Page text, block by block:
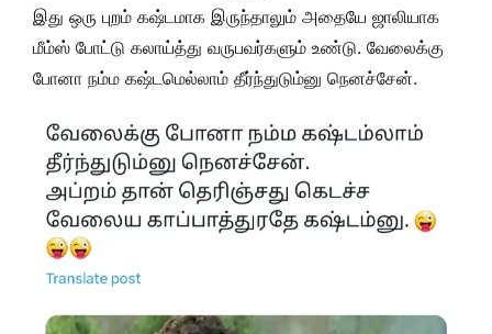
இது ஒரு புறம் கஷ்டமாக இருந்தாலும் அதையே ஜாலியாக
மீம்ஸ் போட்டு கலாய்த்து வருபவர்களும் உண்டு. வேலைக்கு
போனா நம்ம கஷ்டமெல்லாம் தீர்ந்துடும்னு நெனச்சேன்.